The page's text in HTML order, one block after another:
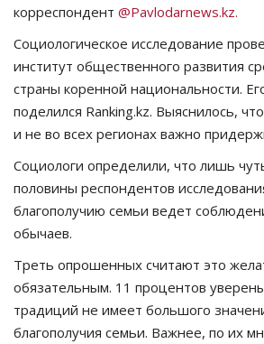
Қазақша Русский
корреспондент @Pavlodarnews.kz.
Социологическое исследование
институт общественного развития
страны коренной национальности.
поделился Ranking.kz. Выяснилось,
и не во всех регионах важно
Социологи определили, что лишь
половины респондентов
благополучию семьи ведет
обычаев.
Треть опрошенных считают это
обязательным. 11 процентов
традиций не имеет большого
благополучия семьи. Важнее, по их